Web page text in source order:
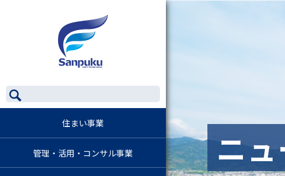
住まい事業
管理・活用・コンサル事業 ニ